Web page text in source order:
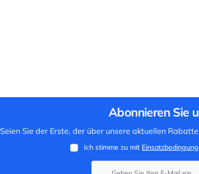
Abonnieren Sie
Seien Sie der Erste, der über unsere aktuellen
Ich stimme zu mit